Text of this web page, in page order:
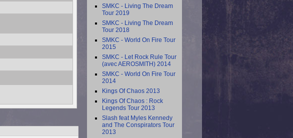
SMKC - Living The Dream
Tour 2019
SMKC - Living The Dream
Tour 2018
SMKC - World On Fire Tour
2015
SMKC - Let Rock Rule Tour
(avec AEROSMITH) 2014
SMKC - World On Fire Tour
2014
Kings Of Chaos 2013
Kings Of Chaos : Rock
Legends Tour 2013
Slash feat Myles Kennedy
and The Conspirators Tour
2013